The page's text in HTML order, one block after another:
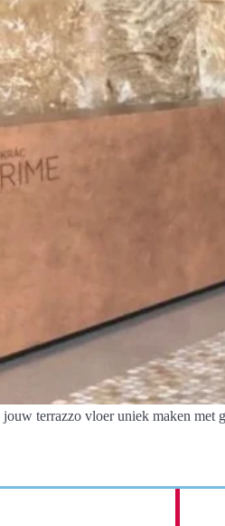
terrazzo vloer uniek maken met